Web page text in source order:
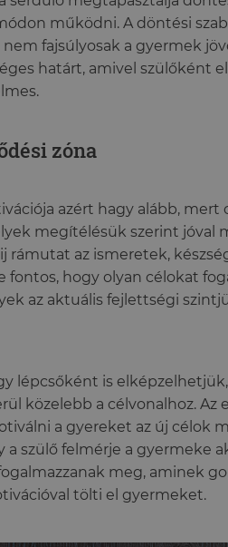
működni. A döntési
fajsúlyosak a gyermek
határt, amivel szülőként
zóna
azért hagy alább, mert
megítélésük szerint jóval
rámutat az ismeretek,
fontos, hogy olyan célokat
az aktuális fejlettségi
lépcsőként is
közelebb a célvonalhoz. Az
a gyereket az új célok
a szülő felmérje a gyermeke
meg, aminek
tölti el gyermeket.